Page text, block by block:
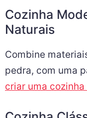
Cozinha
Naturais
Combine
pedra, com uma
criar uma cozinha